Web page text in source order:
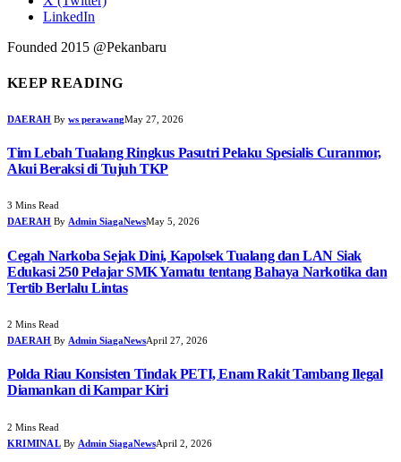
LinkedIn
Founded 2015 @Pekanbaru
KEEP READING
DAERAH By ws perawangMay 27, 2026
Tim Lebah Tualang Ringkus Pasutri Pelaku Spesialis Curanmor,
Akui Beraksi di Tujuh TKP
3 Mins Read
DAERAH By Admin SiagaNewsMay 5, 2026
Cegah Narkoba Sejak Dini, Kapolsek Tualang dan LAN Siak
Edukasi 250 Pelajar SMK Yamatu tentang Bahaya Narkotika dan
Tertib Berlalu Lintas
2 Mins Read
DAERAH By Admin SiagaNewsApril 27, 2026
Polda Riau Konsisten Tindak PETI, Enam Rakit Tambang Ilegal
Diamankan di Kampar Kiri
2 Mins Read
KRIMINAL By Admin SiagaNewsApril 2, 2026